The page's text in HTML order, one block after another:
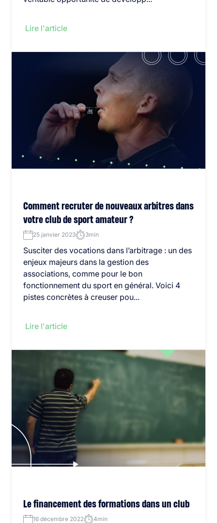
Lire l'article
Comment recruter de nouveaux arbitres dans
votre club de sport amateur ?
25 janvier 2023 3min
Susciter des vocations dans l’arbitrage : un des
enjeux majeurs dans la gestion des
associations, comme pour le bon
fonctionnement du sport en général. Voici 4
pistes concrètes à creuser pou...
Lire l'article
Le financement des formations dans un club
16 décembre 2022 4min